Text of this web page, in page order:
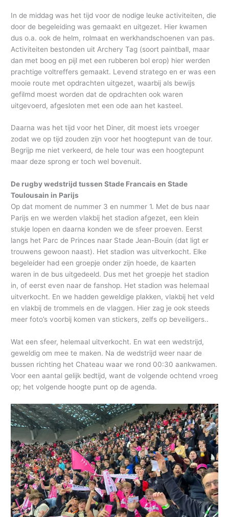
In de middag was het tijd voor de nodige leuke activiteiten, die
door de begeleiding was gemaakt en uitgezet. Hier kwamen
dus o.a. ook de helm, rolmaat en werkhandschoenen van pas.
Activiteiten bestonden uit Archery Tag (soort paintball, maar
dan met boog en pijl met een rubberen bol erop) hier werden
prachtige voltreffers gemaakt. Levend stratego en er was een
mooie route met opdrachten uitgezet, waarbij als bewijs
gefilmd moest worden dat de opdrachten ook waren
uitgevoerd, afgesloten met een ode aan het kasteel.
Daarna was het tijd voor het Diner, dit moest iets vroeger
zodat we op tijd zouden zijn voor het hoogtepunt van de tour.
Begrijp me niet verkeerd, de hele tour was een hoogtepunt
maar deze sprong er toch wel bovenuit.
De rugby wedstrijd tussen Stade Francais en Stade
Toulousain in Parijs
Op dat moment de nummer 3 en nummer 1. Met de bus naar
Parijs en we werden vlakbij het stadion afgezet, een klein
stukje lopen en daarna konden we de sfeer proeven. Eerst
langs het Parc de Princes naar Stade Jean-Bouin (dat ligt er
trouwens gewoon naast). Het stadion was uitverkocht. Elke
begeleider had een groepje onder zijn hoede, de kaarten
waren in de bus uitgedeeld. Dus met het groepje het stadion
in, of eerst even naar de fanshop. Het stadion was helemaal
uitverkocht. En we hadden geweldige plakken, vlakbij het veld
en vlakbij de trommels en de vlaggen. Hier zag je ook steeds
meer foto’s voorbij komen van stickers, zelfs op beveiligers..
Wat een sfeer, helemaal uitverkocht. En wat een wedstrijd,
geweldig om mee te maken. Na de wedstrijd weer naar de
bussen richting het Chateau waar we rond 00:30 aankwamen.
Voor een aantal gelijk bedtijd, want de volgende ochtend vroeg
op; het volgende hoogte punt op de agenda.